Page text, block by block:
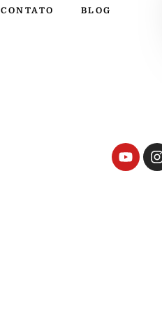
CONTATO BLOG